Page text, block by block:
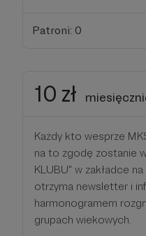
Patroni: 0
10 zł
Każdy kto wesprze
na to zgodę zostanie
KLUBU" w zakładce
otrzyma newsletter i
harmonogramem
grupach wiekowych.